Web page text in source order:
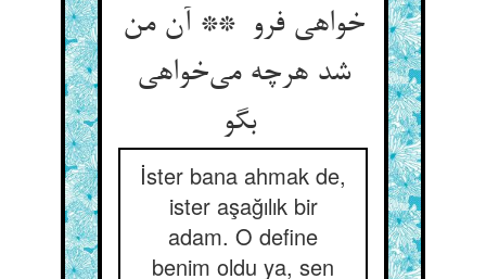
خواهی فرو ** آن من
شد هرچه می‌خواهی
بگو
İster bana ahmak de,
ister aşağılık bir
adam. O define
benim oldu ya, sen